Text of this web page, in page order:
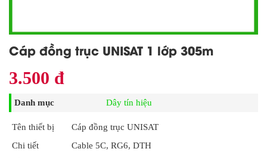
Cáp đồng trục UNISAT 1 lớp 305m
3.500 đ
Danh mục Dây tín hiệu
Tên thiết bị
Cáp đồng trục UNISAT
Chi tiết
Cable 5C, RG6, DTH